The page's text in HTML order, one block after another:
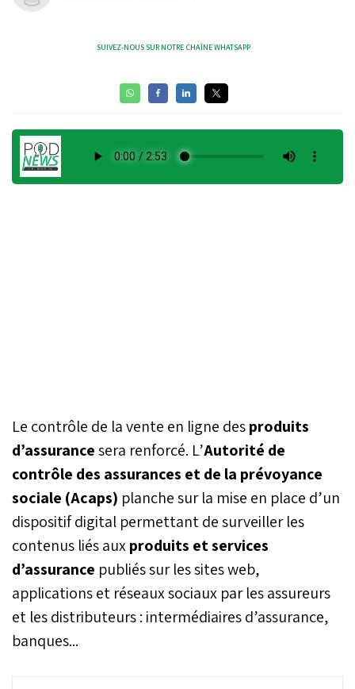
SUIVEZ-NOUS SUR NOTRE CHAÎNE WHATSAPP
Le contrôle de la vente en ligne desproduits
d’assurancesera renforcé. L’Autorité de
contrôle des assurances et de la prévoyance
sociale (Acaps) planche sur la mise en place d’un
dispositif digital permettant de surveiller les
contenus liés auxproduits et services
d’assurance publiés sur les sites web,
applications et réseaux sociaux par les assureurs
et les distributeurs : intermédiaires d’assurance,
banques...